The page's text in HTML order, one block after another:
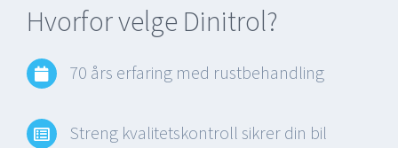
Hvorfor velge Dinitrol?
70 års erfaring med rustbehandling
Streng kvalitetskontroll sikrer din bil